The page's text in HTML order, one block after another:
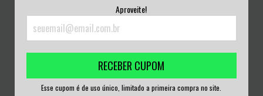
Aproveite!
RECEBER CUPOM
Esse cupom é de uso único, limitado a primeira compra no site.